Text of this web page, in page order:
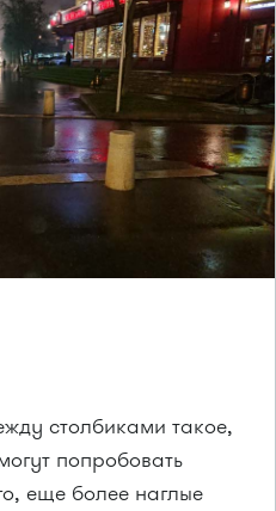
столбиками такое,
попробовать
еще более наглые